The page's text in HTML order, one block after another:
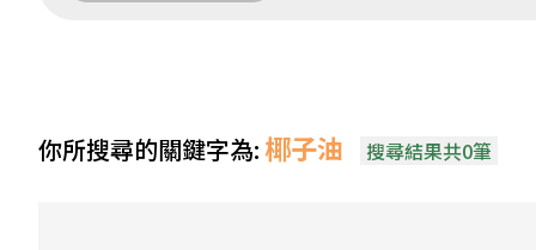
你所搜尋的關鍵字為: 椰子油 搜尋結果共0筆